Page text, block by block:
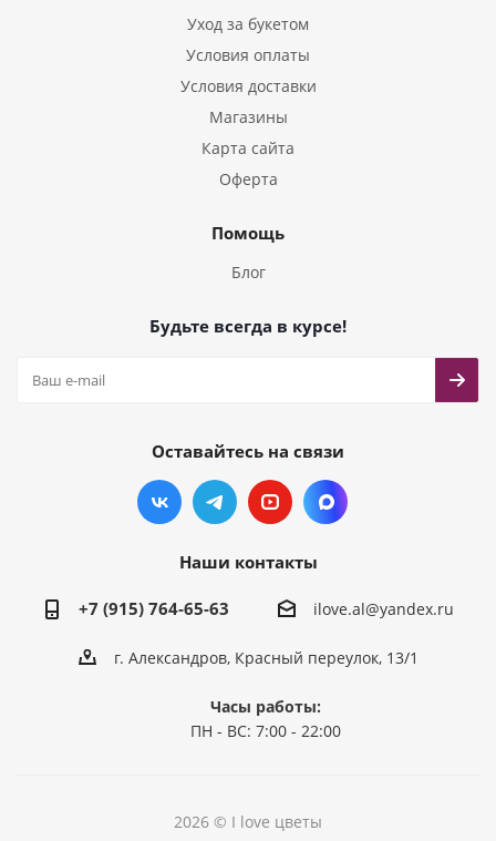
Уход за букетом
Условия оплаты
Условия доставки
Магазины
Карта сайта
Оферта
Помощь
Блог
Будьте всегда в курсе!
Оставайтесь на связи
Наши контакты
+7 (915) 764-65-63 ilove.al@yandex.ru
г. Александров, Красный переулок, 13/1
Часы работы:
ПН - ВС: 7:00 - 22:00
2026 © I love цветы